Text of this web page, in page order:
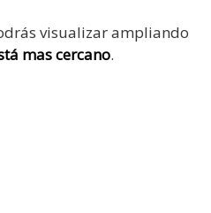
visualizar ampliando
mas cercano.